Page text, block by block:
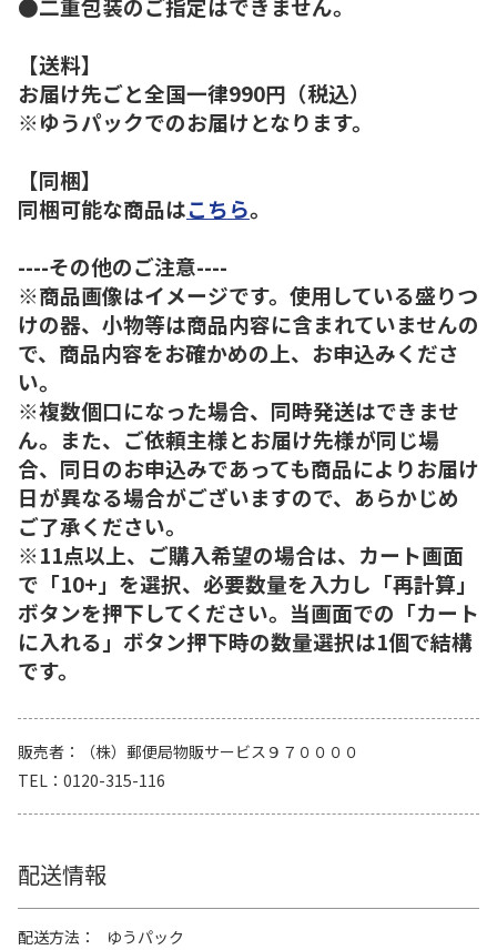
【送料】
お届け先ごと全国一律990円（税込）
※ゆうパックでのお届けとなります。
【同梱】
同梱可能な商品はこちら。
----その他のご注意----
※商品画像はイメージです。使用している盛りつ
けの器、小物等は商品内容に含まれていませんの
で、商品内容をお確かめの上、お申込みくださ
い。
※複数個口になった場合、同時発送はできませ
ん。また、ご依頼主様とお届け先様が同じ場
合、同日のお申込みであっても商品によりお届け
日が異なる場合がございますので、あらかじめ
ご了承ください。
※11点以上、ご購入希望の場合は、カート画面
で「10+」を選択、必要数量を入力し「再計算」
ボタンを押下してください。当画面での「カート
に入れる」ボタン押下時の数量選択は1個で結構
です。
販売者
（株）郵便局物販サービス９７００００
TEL
0120-315-116
配送情報
配送方法
ゆうパック